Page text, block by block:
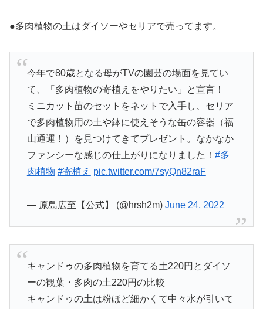
●多肉植物の土はダイソーやセリアで売ってます。
今年で80歳となる母がTVの園芸の場面を見てい
て、「多肉植物の寄植えをやりたい」と宣言！
ミニカット苗のセットをネットで入手し、セリア
で多肉植物用の土や鉢に使えそうな缶の容器（福
山通運！）を見つけてきてプレゼント。なかなか
ファンシーな感じの仕上がりになりました！ #多
肉植物 #寄植え pic.twitter.com/7syQn82raF
— 原島広至【公式】 (@hrsh2m) June 24, 2022
キャンドゥの多肉植物を育てる土220円とダイソ
ーの観葉・多肉の土220円の比較
キャンドゥの土は粉ほど細かくて中々水が引いて